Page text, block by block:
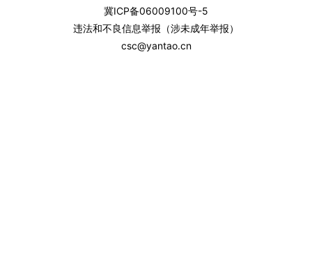
冀ICP备06009100号-5
违法和不良信息举报（涉未成年举报）
csc@yantao.cn